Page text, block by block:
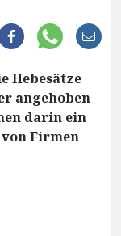
Hebesätze
angehoben
darin ein
Firmen